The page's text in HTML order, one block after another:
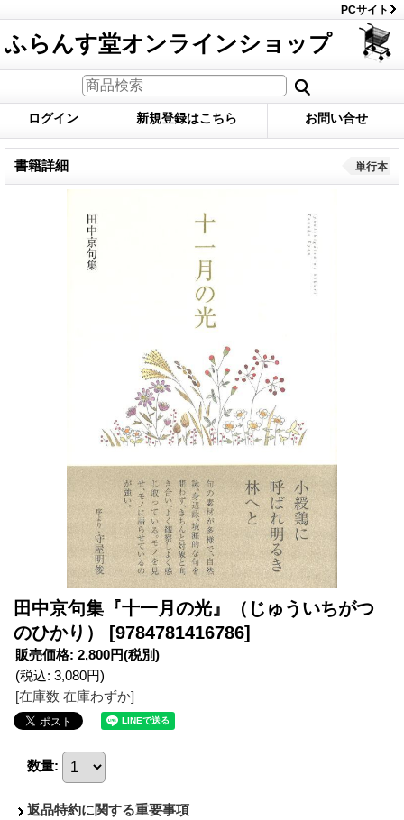
PCサイト
ふらんす堂オンラインショップ
ログイン 新規登録はこちら お問い合せ
書籍詳細 単行本
田中京句集『十一月の光』（じゅういちがつ
のひかり）
[9784781416786]
販売価格: 2,800円(税別)
(税込: 3,080円)
[在庫数 在庫わずか]
数量:
返品特約に関する重要事項